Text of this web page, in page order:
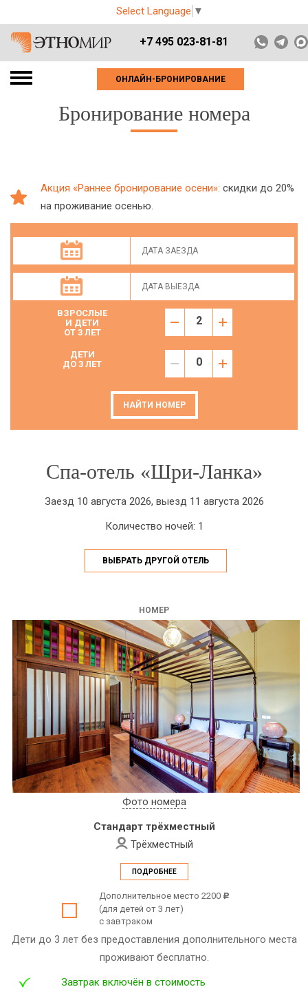
Select Language ▼
+7 495 023-81-81
ОНЛАЙН-БРОНИРОВАНИЕ
Бронирование номера
Акция «Раннее бронирование осени»: скидки до 20%
на проживание осенью.
ВЗРОСЛЫЕ
И ДЕТИ
ОТ 3 ЛЕТ
ДЕТИ
ДО 3 ЛЕТ
НАЙТИ НОМЕР
Спа-отель «Шри-Ланка»
Заезд 10 августа 2026, выезд 11 августа 2026
Количество ночей: 1
ВЫБРАТЬ ДРУГОЙ ОТЕЛЬ
НОМЕР
Фото номера
Стандарт трёхместный
Трёхместный
ПОДРОБНЕЕ
Дополнительное место 2200 c
(для детей от 3 лет)
с завтраком
Дети до 3 лет без предоставления дополнительного места
проживают бесплатно.
Завтрак включён в стоимость